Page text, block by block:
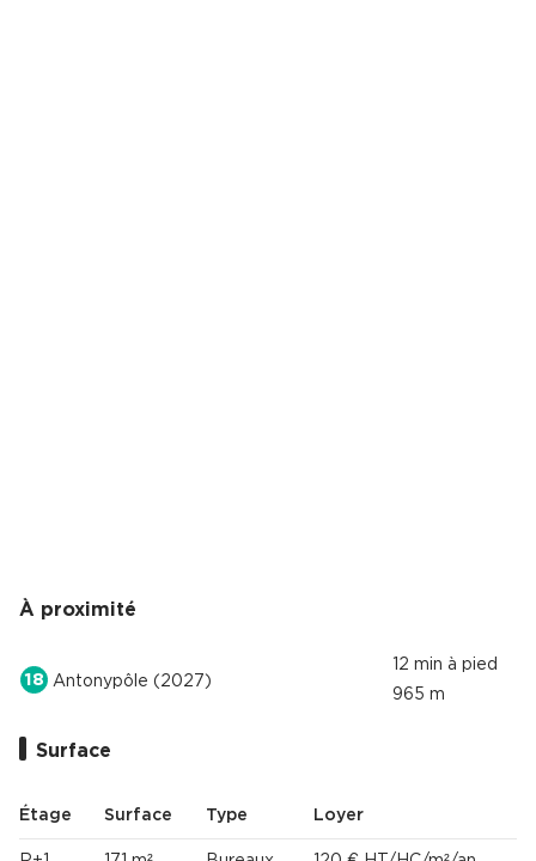
À proximité
18 Antonypôle (2027)
12 min à pied
965 m
Surface
Étage Surface Type Loyer